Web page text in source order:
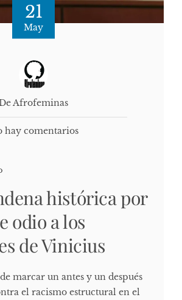
21
May
Afrofeminas
hay comentarios
histórica por
odio a los
de Vinicius
marcar un antes y un después
el racismo estructural en el